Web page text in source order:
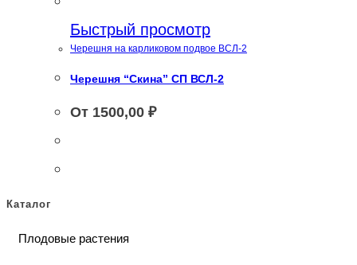
Быстрый просмотр
Черешня на карликовом подвое ВСЛ-2
Черешня “Скина” СП ВСЛ-2
От 1500,00 ₽
Каталог
Плодовые растения